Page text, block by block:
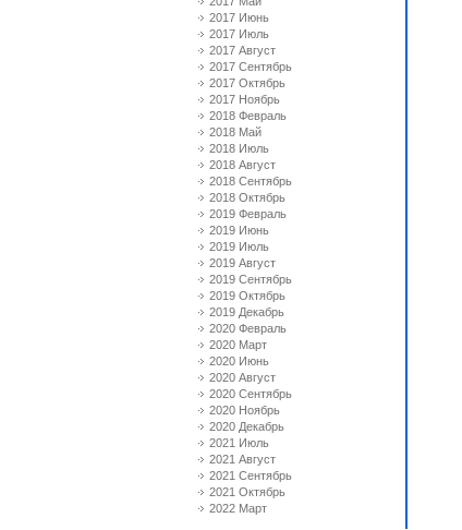
2017 Июнь
2017 Июль
2017 Август
2017 Сентябрь
2017 Октябрь
2017 Ноябрь
2018 Февраль
2018 Май
2018 Июль
2018 Август
2018 Сентябрь
2018 Октябрь
2019 Февраль
2019 Июнь
2019 Июль
2019 Август
2019 Сентябрь
2019 Октябрь
2019 Декабрь
2020 Февраль
2020 Март
2020 Июнь
2020 Август
2020 Сентябрь
2020 Ноябрь
2020 Декабрь
2021 Июль
2021 Август
2021 Сентябрь
2021 Октябрь
2022 Март